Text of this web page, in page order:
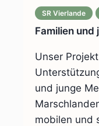
SR Vierlande
Familien und
Unser
und junge
mobilen und